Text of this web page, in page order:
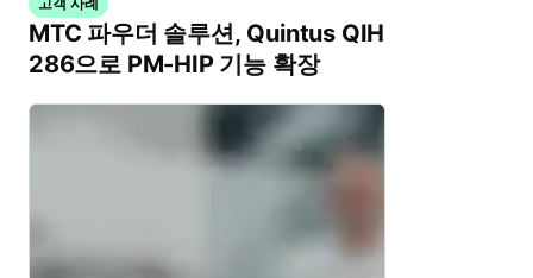
MTC 파우더 솔루션, Quintus QIH
286으로 PM-HIP 기능 확장